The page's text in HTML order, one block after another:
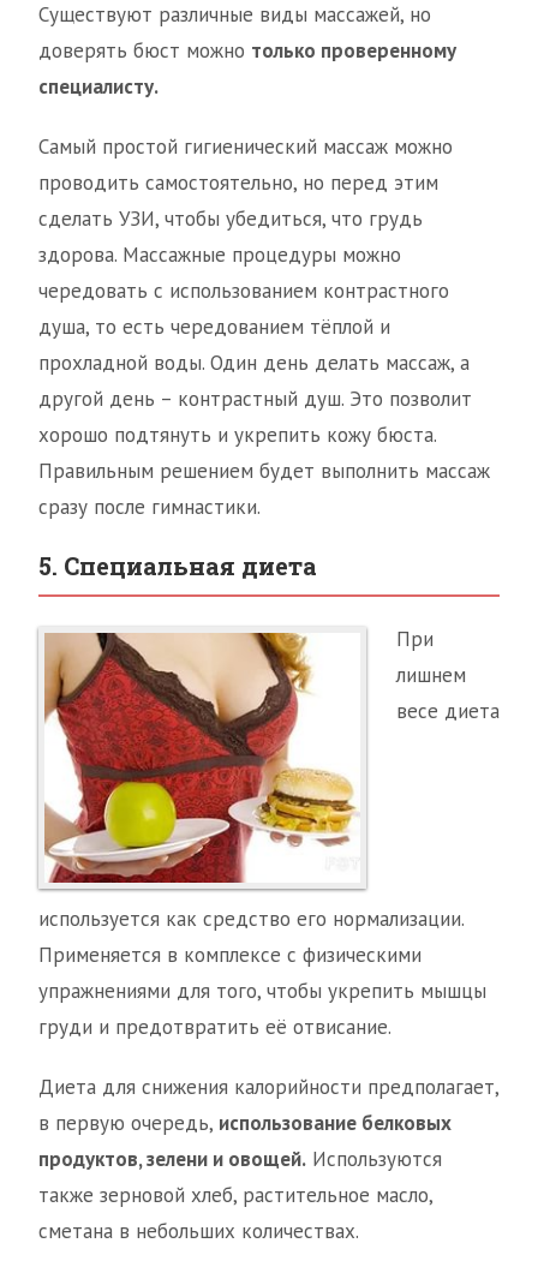
Существуют различные виды массажей, но
доверять бюст можно только проверенному
специалисту.
Самый простой гигиенический массаж можно
проводить самостоятельно, но перед этим
сделать УЗИ, чтобы убедиться, что грудь
здорова. Массажные процедуры можно
чередовать с использованием контрастного
душа, то есть чередованием тёплой и
прохладной воды. Один день делать массаж, а
другой день – контрастный душ. Это позволит
хорошо подтянуть и укрепить кожу бюста.
Правильным решением будет выполнить массаж
сразу после гимнастики.
5. Специальная диета
При
лишнем
весе диета
используется как средство его нормализации.
Применяется в комплексе с физическими
упражнениями для того, чтобы укрепить мышцы
груди и предотвратить её отвисание.
Диета для снижения калорийности предполагает,
в первую очередь, использование белковых
продуктов, зелени и овощей. Используются
также зерновой хлеб, растительное масло,
сметана в небольших количествах.